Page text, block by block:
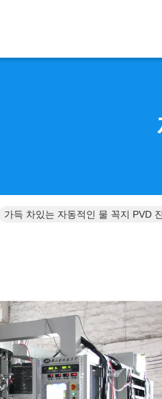
가득 차있는 자동적인 물 꼭지 PVD